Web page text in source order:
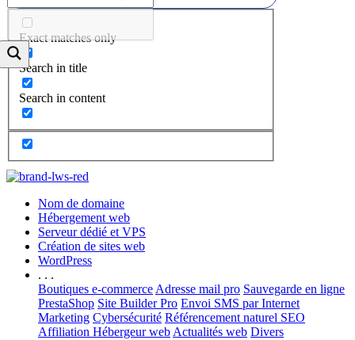
Exact matches only
Search in title
Search in content
Nom de domaine
Hébergement web
Serveur dédié et VPS
Création de sites web
WordPress
. . .
Boutiques e-commerce Adresse mail pro Sauvegarde en ligne
PrestaShop Site Builder Pro Envoi SMS par Internet
Marketing Cybersécurité Référencement naturel SEO
Affiliation Hébergeur web Actualités web Divers